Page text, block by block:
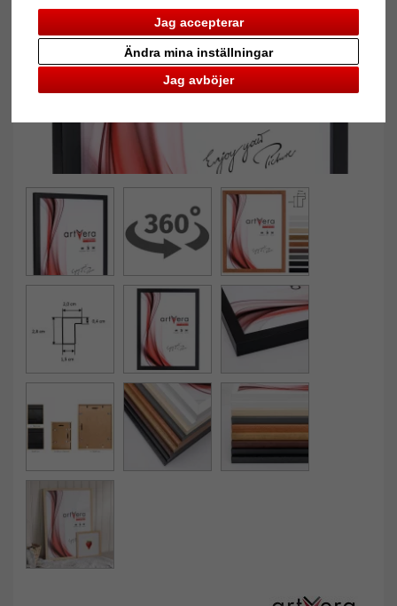
Jag accepterar
Jag avböjer
Ändra mina inställningar
Tillbaka